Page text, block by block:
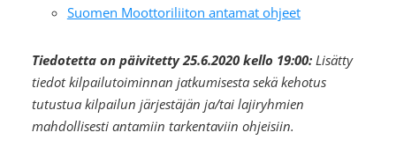
Suomen Moottoriliiton antamat ohjeet
Tiedotetta on päivitetty 25.6.2020 kello 19:00: Lisätty
tiedot kilpailutoiminnan jatkumisesta sekä kehotus
tutustua kilpailun järjestäjän ja/tai lajiryhmien
mahdollisesti antamiin tarkentaviin ohjeisiin.